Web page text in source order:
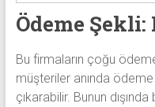
Ödeme
Bu firmaların çoğu
müşteriler anında
çıkarabilir. Bunun